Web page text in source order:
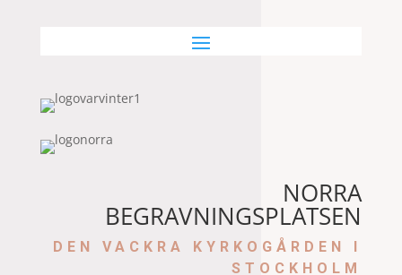
NORRA
BEGRAVNINGSPLATSEN
DEN VACKRA KYRKOGÅRDEN I
STOCKHOLM